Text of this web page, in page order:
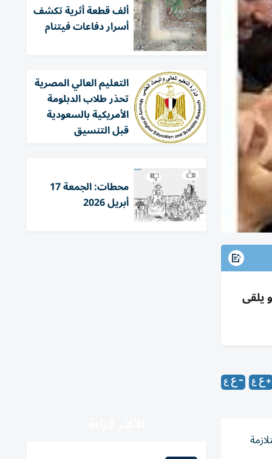
يلقى
ألف قطعة أثرية تكشف
أسرار دفاعات فيتنام
التعليم العالي المصرية
تحذر طلاب الدبلومة
الأمريكية بالسعودية
قبل التنسيق
محطات: الجمعة 17
أبريل 2026